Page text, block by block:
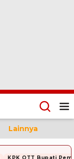
Lainnya
KPK OTT Bupati